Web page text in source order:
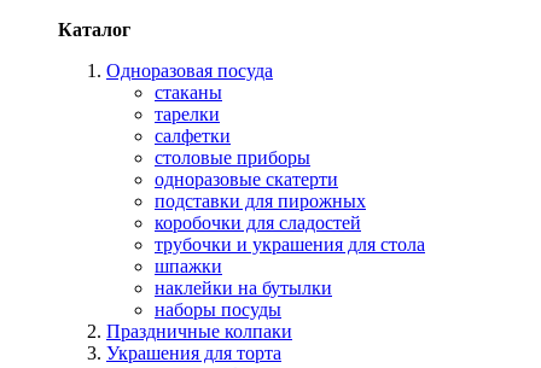
Каталог
Одноразовая посуда
стаканы
тарелки
салфетки
столовые приборы
одноразовые скатерти
подставки для пирожных
коробочки для сладостей
трубочки и украшения для стола
шпажки
наклейки на бутылки
наборы посуды
Праздничные колпаки
Украшения для торта